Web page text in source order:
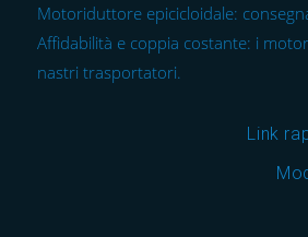
Motoriduttore epicicloidale:
Affidabilità e coppia costante: i
nastri trasportatori.
Link